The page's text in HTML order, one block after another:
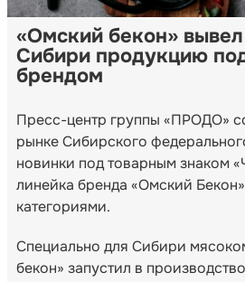
«Омский бекон»
Сибири продукцию
брендом
Пресс-центр группы «ПРОДО»
рынке Сибирского
новинки под товарным знаком
линейка бренда «Омский
категориями.
Специально для Сибири
бекон» запустил в